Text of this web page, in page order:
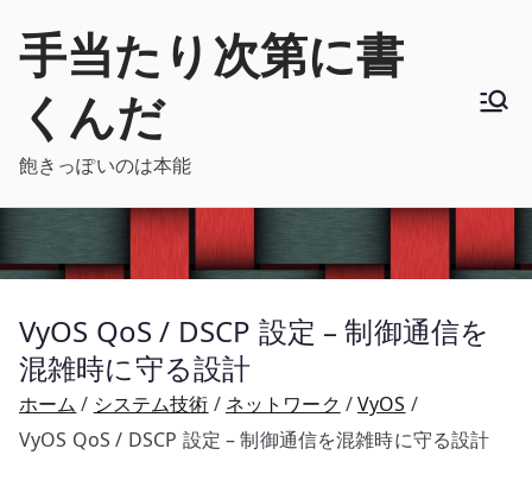
手当たり次第に書
くんだ
飽きっぽいのは本能
VyOS QoS / DSCP 設定 – 制御通信を
混雑時に守る設計
ホーム システム技術 ネットワーク
VyOS
VyOS QoS / DSCP 設定 – 制御通信を混雑時に守る設計